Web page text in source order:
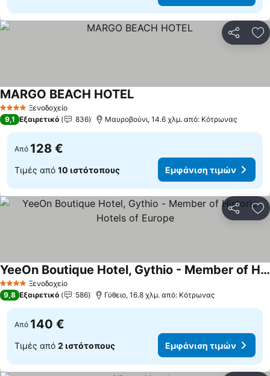
4 ΑστέριαΞενοδοχείο
MARGO BEACH HOTEL
9,1 Εξαιρετικό 836 Μαυροβούνι, 14.6 χλμ. από: Κότρωνας
Από 128 €
Τιμές από 10 ιστότοπους Εμφάνιση τιμών
4 ΑστέριαΞενοδοχείο
YeeOn Boutique Hotel, Gythio - Member of Historic Hotels of Europe
9,8 Εξαιρετικό 586 Γύθειο, 16.8 χλμ. από: Κότρωνας
Από 140 €
Τιμές από 2 ιστότοπους Εμφάνιση τιμών